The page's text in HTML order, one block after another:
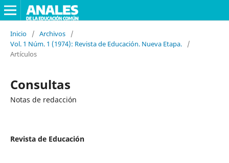
Inicio / Archivos
/
Vol. 1 Núm. 1 (1974): Revista de Educación. Nueva Etapa.
/
Artículos
Consultas
Notas de redacción
Revista de Educación